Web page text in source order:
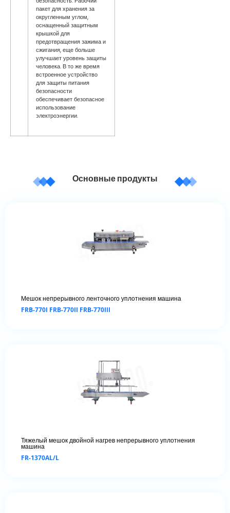
пакет для хранения за
округленным углом,
оснащенный защитным
крышкой для
предотвращения зажима и
сжигания, еще больше
улучшает уровень защиты
человека. В то же время
встроенное устройство
для защиты питания
безопасности
обеспечивает безопасное
использование
электроэнергии.
Основные продукты
Мешок непрерывного ленточного уплотнения машина
FRB-770I FRB-770II FRB-770III
Тяжелый мешок двойной нагрев непрерывного уплотнения
машина
FR-1370AL/L